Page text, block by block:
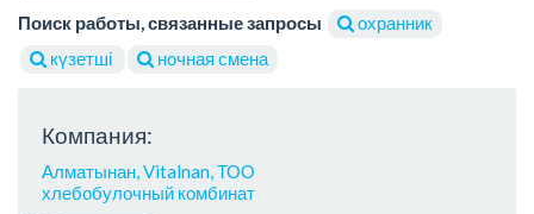
Поиск работы, связанные запросы
охранник
күзетші
ночная смена
Компания:
Алматынан, Vitalnan, ТОО
хлебобулочный комбинат